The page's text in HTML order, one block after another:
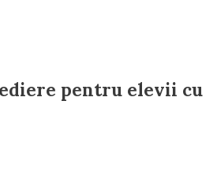
pentru elevii cu